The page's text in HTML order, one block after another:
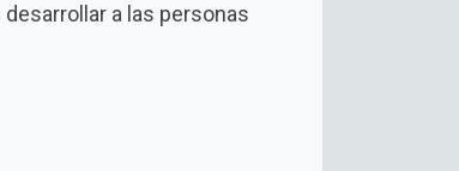
a las personas